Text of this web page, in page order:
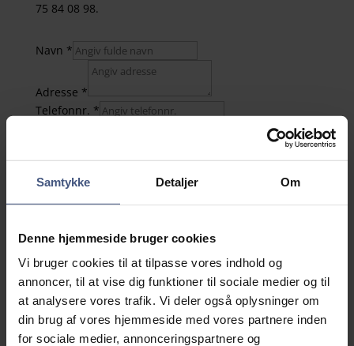
Samtykke Detaljer Om
Denne hjemmeside bruger cookies
Vi bruger cookies til at tilpasse vores indhold og
annoncer, til at vise dig funktioner til sociale medier og til
at analysere vores trafik. Vi deler også oplysninger om
din brug af vores hjemmeside med vores partnere inden
for sociale medier, annonceringspartnere og
75 84 08 98.
Navn *
Adresse *
Telefonnr. *
SLA udbetaler som udgangspunkt underviserhonorar
på dit bikort og som A-indkomst. Ønskes pengene
kontakte SLA's sekretariat og for at få dette ændret.
Hovedkort:Hovedkort benyttes, der hvor du tjener
mest, og her benyttes dit fradrag. Kan kun benyttes
hos én arbejdsgiver.
Bikort: Benyttes ved øvrige arbejdsgivere. Der
trækkes fuld skat af lønnen.